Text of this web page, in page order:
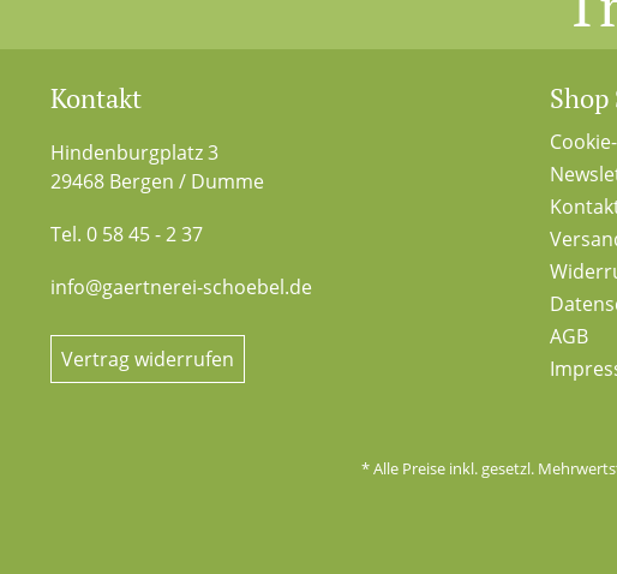
Kontakt
Hindenburgplatz 3
29468 Bergen / Dumme
Tel. 0 58 45 - 2 37
info@gaertnerei-schoebel.de
Vertrag widerrufen
Shop
AGB
* Alle Preise inkl. gesetzl.